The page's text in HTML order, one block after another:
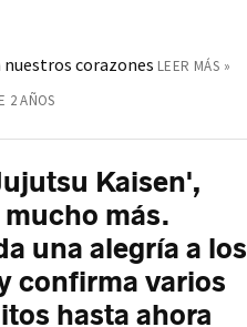
nuestros corazones LEER MÁS »
2 AÑOS
Kaisen',
mucho más.
una alegría a los
confirma varios
hasta ahora